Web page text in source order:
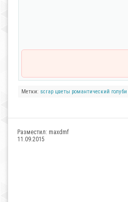
Метки: scrap цветы романтический голуби
Разместил: maxdmf
11.09.2015